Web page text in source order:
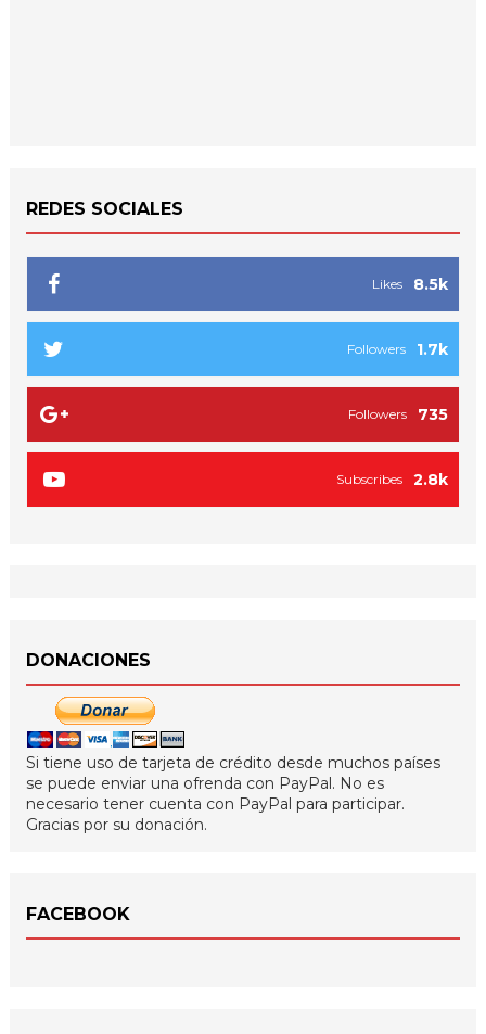
REDES SOCIALES
8.5k
Likes
1.7k
Followers
735
Followers
2.8k
Subscribes
DONACIONES
Si tiene uso de tarjeta de crédito desde muchos países
se puede enviar una ofrenda con PayPal. No es
necesario tener cuenta con PayPal para participar.
Gracias por su donación.
FACEBOOK